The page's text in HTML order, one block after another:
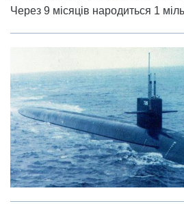
Через 9 місяців народиться 1